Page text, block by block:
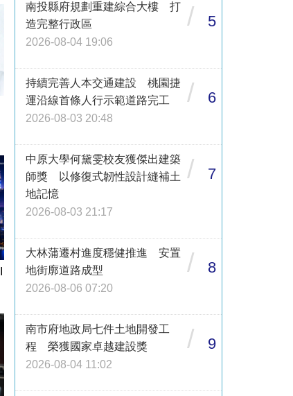
南投縣府規劃重建綜合大樓 打
造完整行政區
2026-08-04 19:06
/ 5
持續完善人本交通建設 桃園捷
運沿線首條人行示範道路完工
2026-08-03 20:48
/ 6
中原大學何黛雯校友獲傑出建築
師獎 以修復式韌性設計縫補土
地記憶
2026-08-03 21:17
/ 7
大林蒲遷村進度穩健推進 安置
地街廓道路成型
2026-08-06 07:20
/ 8
南市府地政局七件土地開發工
程 榮獲國家卓越建設獎
2026-08-04 11:02
/ 9